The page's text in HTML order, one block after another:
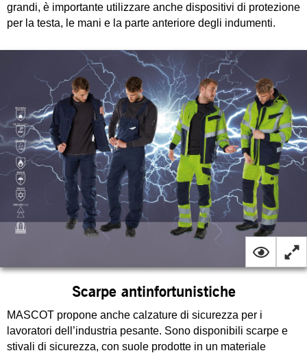
grandi, è importante utilizzare anche dispositivi di protezione
per la testa, le mani e la parte anteriore degli indumenti.
Scarpe antinfortunistiche
MASCOT propone anche calzature di sicurezza per i
lavoratori dell’industria pesante. Sono disponibili scarpe e
stivali di sicurezza, con suole prodotte in un materiale